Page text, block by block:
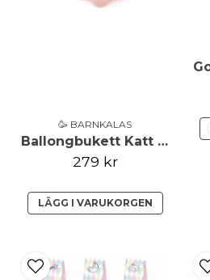
🥳 BARNKALAS
Ballongbukett Katt Rosa
279 kr
LÄGG I VARUKORGEN